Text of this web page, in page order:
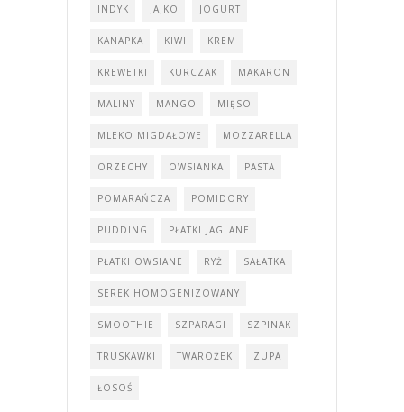
INDYK JAJKO JOGURT
KANAPKA KIWI KREM
KREWETKI KURCZAK MAKARON
MALINY MANGO MIĘSO
MLEKO MIGDAŁOWE MOZZARELLA
ORZECHY OWSIANKA PASTA
POMARAŃCZA POMIDORY
PUDDING PŁATKI JAGLANE
PŁATKI OWSIANE RYŻ SAŁATKA
SEREK HOMOGENIZOWANY
SMOOTHIE SZPARAGI SZPINAK
TRUSKAWKI TWAROŻEK ZUPA
ŁOSOŚ